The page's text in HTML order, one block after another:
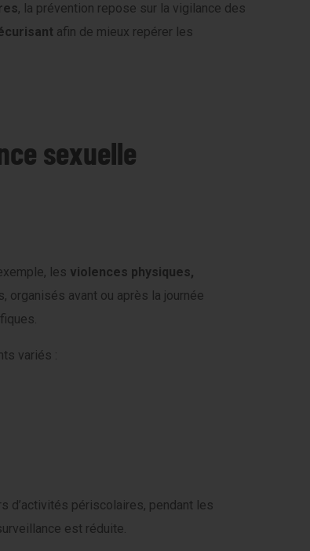
, la prévention repose sur la vigilance des
afin de mieux repérer les
sexuelle
les violences physiques,
organisés avant ou après la journée
variés :
d’activités périscolaires, pendant les
est réduite.